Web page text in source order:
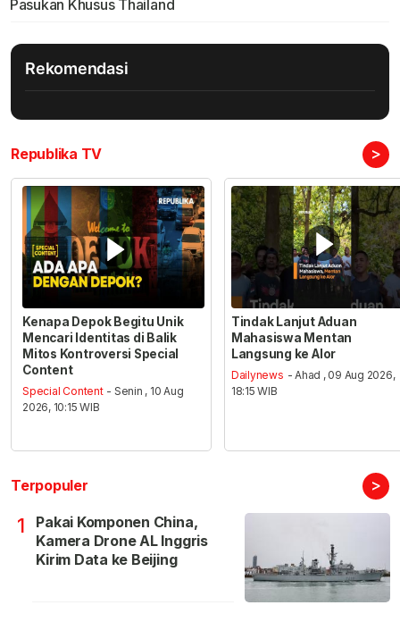
Pasukan Khusus Thailand
Rekomendasi
Republika TV >
Kenapa Depok Begitu Unik
Mencari Identitas di Balik
Mitos Kontroversi Special
Content
Special Content - Senin , 10 Aug
2026, 10:15 WIB
Tindak Lanjut Aduan
Mahasiswa Mentan
Langsung ke Alor
Dailynews - Ahad , 09 Aug 2026,
18:15 WIB
Terpopuler >
1
Pakai Komponen China,
Kamera Drone AL Inggris
Kirim Data ke Beijing